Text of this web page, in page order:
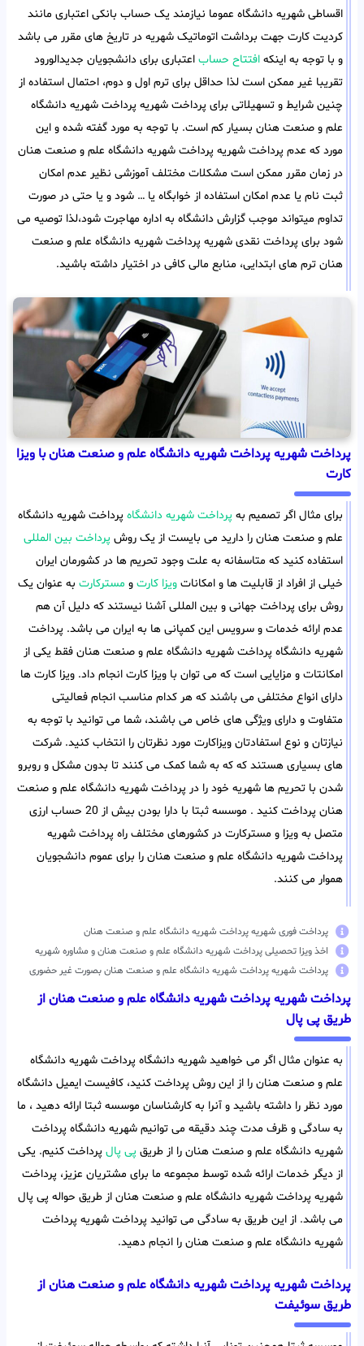
اقساطی شهریه دانشگاه عموما نیازمند یک حساب بانکی اعتباری مانند
کردیت کارت جهت برداشت اتوماتیک شهریه در تاریخ های مقرر می باشد
و با توجه به اینکه افتتاح حساب اعتباری برای دانشجویان جدیدالورود
تقریبا غیر ممکن است لذا حداقل برای ترم اول و دوم، احتمال استفاده از
چنین شرایط و تسهیلاتی برای پرداخت شهریه پرداخت شهریه دانشگاه
علم و صنعت هنان بسیار کم است. با توجه به مورد گفته شده و این
مورد که عدم پرداخت شهریه پرداخت شهریه دانشگاه علم و صنعت هنان
در زمان مقرر ممکن است مشکلات مختلف آموزشی نظیر عدم امکان
ثبت نام یا عدم امکان استفاده از خوابگاه یا … شود و یا حتی در صورت
تداوم میتواند موجب گزارش دانشگاه به اداره مهاجرت شود،لذا توصیه می
شود برای پرداخت نقدی شهریه پرداخت شهریه دانشگاه علم و صنعت
هنان ترم های ابتدایی، منابع مالی کافی در اختیار داشته باشید.
پرداخت شهریه پرداخت شهریه دانشگاه علم و صنعت هنان با ویزا
کارت
برای مثال اگر تصمیم به پرداخت شهریه دانشگاه پرداخت شهریه دانشگاه
علم و صنعت هنان را دارید می بایست از یک روش پرداخت بین المللی
استفاده کنید که متاسفانه به علت وجود تحریم ها در کشورمان ایران
خیلی از افراد از قابلیت ها و امکانات ویزا کارت و مسترکارت به عنوان یک
روش برای پرداخت جهانی و بین المللی آشنا نیستند که دلیل آن هم
عدم ارائه خدمات و سرویس این کمپانی ها به ایران می باشد. پرداخت
شهریه دانشگاه پرداخت شهریه دانشگاه علم و صنعت هنان فقط یکی از
امکانتات و مزایایی است که می توان با ویزا کارت انجام داد. ویزا کارت ها
دارای انواع مختلفی می باشند که هر کدام مناسب انجام فعالیتی
متفاوت و دارای ویژگی های خاص می باشند، شما می توانید با توجه به
نیازتان و نوع استفادتان ویزاکارت مورد نظرتان را انتخاب کنید. شرکت
های بسیاری هستند که که به شما کمک می کنند تا بدون مشکل و روبرو
شدن با تحریم ها شهریه خود را در پرداخت شهریه دانشگاه علم و صنعت
هنان پرداخت کنید . موسسه ثبتا با دارا بودن بیش از 20 حساب ارزی
متصل به ویزا و مسترکارت در کشورهای مختلف راه پرداخت شهریه
پرداخت شهریه دانشگاه علم و صنعت هنان را برای عموم دانشجویان
هموار می کنند.
پرداخت فوری شهریه پرداخت شهریه دانشگاه علم و صنعت هنان
اخذ ویزا تحصیلی پرداخت شهریه دانشگاه علم و صنعت هنان و مشاوره شهریه
پرداخت شهریه پرداخت شهریه دانشگاه علم و صنعت هنان بصورت غیر حضوری
پرداخت شهریه پرداخت شهریه دانشگاه علم و صنعت هنان از
طریق پی پال
به عنوان مثال اگر می خواهید شهریه دانشگاه پرداخت شهریه دانشگاه
علم و صنعت هنان را از این روش پرداخت کنید، کافیست ایمیل دانشگاه
مورد نظر را داشته باشید و آنرا به کارشناسان موسسه ثبتا ارائه دهید ، ما
به سادگی و ظرف مدت چند دقیقه می توانیم شهریه دانشگاه پرداخت
شهریه دانشگاه علم و صنعت هنان را از طریق پی پال پرداخت کنیم. یکی
از دیگر خدمات ارائه شده توسط مجموعه ما برای مشتریان عزیز، پرداخت
شهریه پرداخت شهریه دانشگاه علم و صنعت هنان از طریق حواله پی پال
می باشد. از این طریق به سادگی می توانید پرداخت شهریه پرداخت
شهریه دانشگاه علم و صنعت هنان را انجام دهید.
پرداخت شهریه پرداخت شهریه دانشگاه علم و صنعت هنان از
طریق سوئیفت